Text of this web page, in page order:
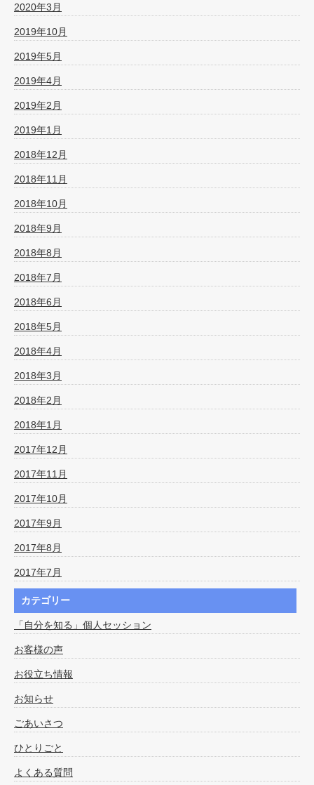
2020年3月
2019年10月
2019年5月
2019年4月
2019年2月
2019年1月
2018年12月
2018年11月
2018年10月
2018年9月
2018年8月
2018年7月
2018年6月
2018年5月
2018年4月
2018年3月
2018年2月
2018年1月
2017年12月
2017年11月
2017年10月
2017年9月
2017年8月
2017年7月
カテゴリー
「自分を知る」個人セッション
お客様の声
お役立ち情報
お知らせ
ごあいさつ
ひとりごと
よくある質問